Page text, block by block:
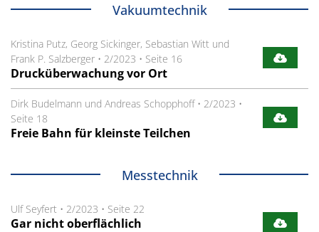
Vakuumtechnik
Kristina Putz, Georg Sickinger, Sebastian Witt und
Frank P. Salzberger • 2/2023 • Seite 16
Drucküberwachung vor Ort
Dirk Budelmann und Andreas Schopphoff• 2/2023 •
Seite 18
Freie Bahn für kleinste Teilchen
Messtechnik
Ulf Seyfert • 2/2023 • Seite 22
Gar nicht oberflächlich